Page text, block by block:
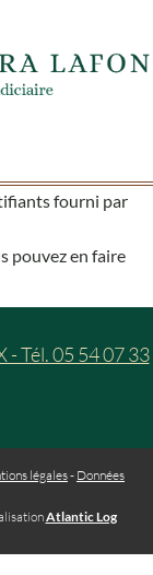
fourni par
pouvez en faire
Tél. 05 54 07 33
légales- Données
Atlantic Log